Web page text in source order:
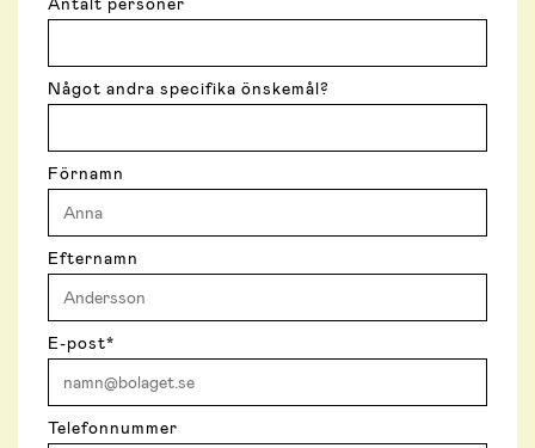
Något andra specifika önskemål?
Förnamn
Efternamn
E-post*
Telefonnummer